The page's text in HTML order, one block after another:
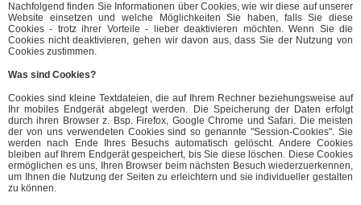
Nachfolgend finden Sie Informationen über Cookies, wie wir diese auf unserer
Website einsetzen und welche Möglichkeiten Sie haben, falls Sie diese
Cookies - trotz ihrer Vorteile - lieber deaktivieren möchten. Wenn Sie die
Cookies nicht deaktivieren, gehen wir davon aus, dass Sie der Nutzung von
Cookies zustimmen.
Was sind Cookies?
Cookies sind kleine Textdateien, die auf Ihrem Rechner beziehungsweise auf
Ihr mobiles Endgerät abgelegt werden. Die Speicherung der Daten erfolgt
durch ihren Browser z. Bsp. Firefox, Google Chrome und Safari. Die meisten
der von uns verwendeten Cookies sind so genannte "Session-Cookies". Sie
werden nach Ende Ihres Besuchs automatisch gelöscht. Andere Cookies
bleiben auf Ihrem Endgerät gespeichert, bis Sie diese löschen. Diese Cookies
ermöglichen es uns, Ihren Browser beim nächsten Besuch wiederzuerkennen,
um Ihnen die Nutzung der Seiten zu erleichtern und sie individueller gestalten
zu können.